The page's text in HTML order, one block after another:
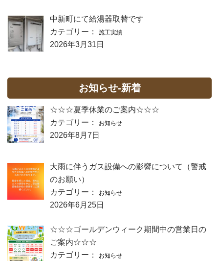
中新町にて給湯器取替です
カテゴリー：
施工実績
2026年3月31日
お知らせ-新着
☆☆☆夏季休業のご案内☆☆☆
カテゴリー：
お知らせ
2026年8月7日
大雨に伴うガス設備への影響について（警戒
のお願い）
カテゴリー：
お知らせ
2026年6月25日
☆☆☆ゴールデンウィーク期間中の営業日の
ご案内☆☆☆
カテゴリー：
お知らせ